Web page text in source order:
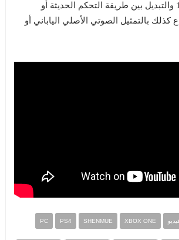
الوضوح الكاملة 1080P والتبديل بين طريقة التحكم الحديثة أو
كذلك بالتمثيل الصوتي الأصلي الياباني أو
فيديو PC PS4 SHENMUE XBOX ONE